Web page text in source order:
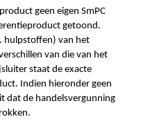
geen eigen SmPC
getoond.
hulpstoffen) van het
van die van het
staat de exacte
Indien hieronder geen
dat de handelsvergunning